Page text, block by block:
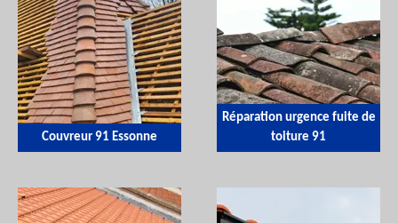
Couvreur 91 Essonne
Réparation urgence fuite de
toiture 91